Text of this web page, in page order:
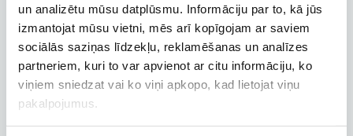
un analizētu mūsu datplūsmu. Informāciju par to, kā jūs
izmantojat mūsu vietni, mēs arī kopīgojam ar saviem
sociālās saziņas līdzekļu, reklamēšanas un analīzes
partneriem, kuri to var apvienot ar citu informāciju, ko
viņiem sniedzat vai ko viņi apkopo, kad lietojat viņu
pakalpojumus.
Biznesa konts
Biznesa, dienesta un
darbatvaļinājuma lidojumu
rezervācija
Lidojuma izsekošana